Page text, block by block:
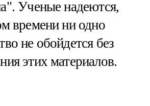
Ученые надеются,
времени ни одно
не обойдется без
этих материалов.